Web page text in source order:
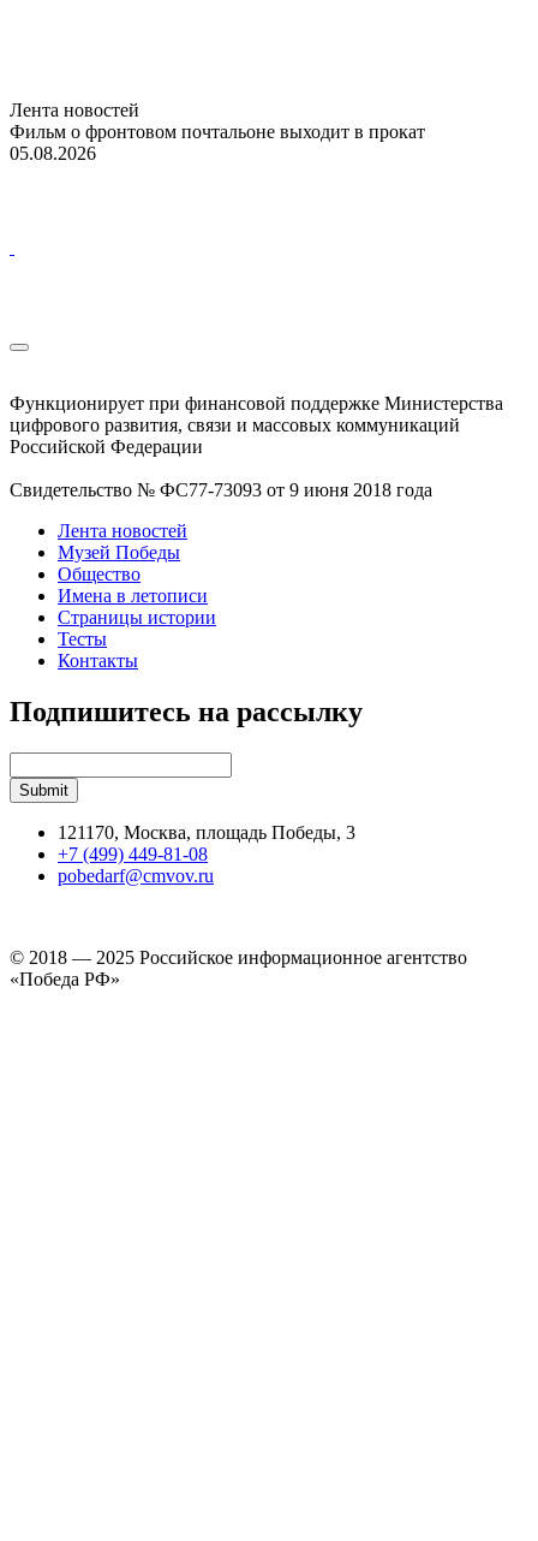
Лента новостей
Фильм о фронтовом почтальоне выходит в прокат
05.08.2026
Функционирует при финансовой поддержке Министерства
цифрового развития, связи и массовых коммуникаций
Российской Федерации
Свидетельство № ФС77-73093 от 9 июня 2018 года
Лента новостей
Музей Победы
Общество
Имена в летописи
Страницы истории
Тесты
Контакты
Подпишитесь на рассылку
121170, Москва, площадь Победы, 3
+7 (499) 449-81-08
pobedarf@cmvov.ru
© 2018 — 2025 Российское информационное агентство
«Победа РФ»